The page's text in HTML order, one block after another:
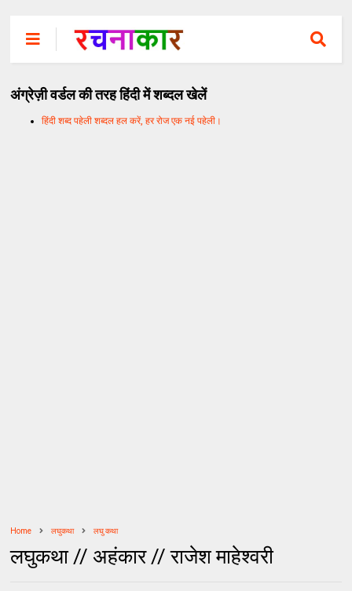
अंग्रेज़ी वर्डल की तरह हिंदी में शब्दल खेलें
हिंदी शब्द पहेली शब्दल हल करें, हर रोज एक नई पहेली।
Home लघुकथा लघु कथा
लघुकथा // अहंकार // राजेश माहेश्वरी